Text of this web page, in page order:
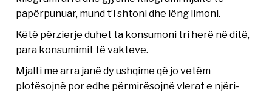
papërpunuar, mund t’i shtoni dhe lëng limoni.
Këtë përzierje duhet ta konsumoni tri herë në ditë,
para konsumimit të vakteve.
Mjalti me arra janë dy ushqime që jo vetëm
plotësojnë por edhe përmirësojnë vlerat e njëri-